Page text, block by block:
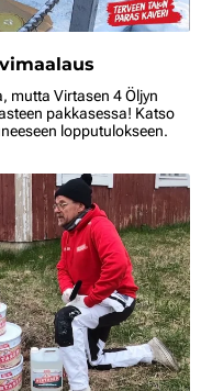
mutta Virtasen 4 Öljyn
pakkasessa! Katso
lopputulokseen.